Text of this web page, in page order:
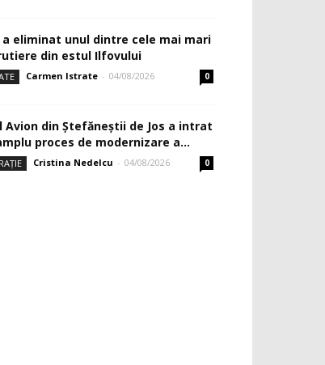
a eliminat unul dintre cele mai mari
din estul Ilfovului
Carmen Istrate - 04/08/2026 0
Avion din Ştefăneştii de Jos a intrat
proces de modernizare a...
Cristina Nedelcu - 04/08/2026 0